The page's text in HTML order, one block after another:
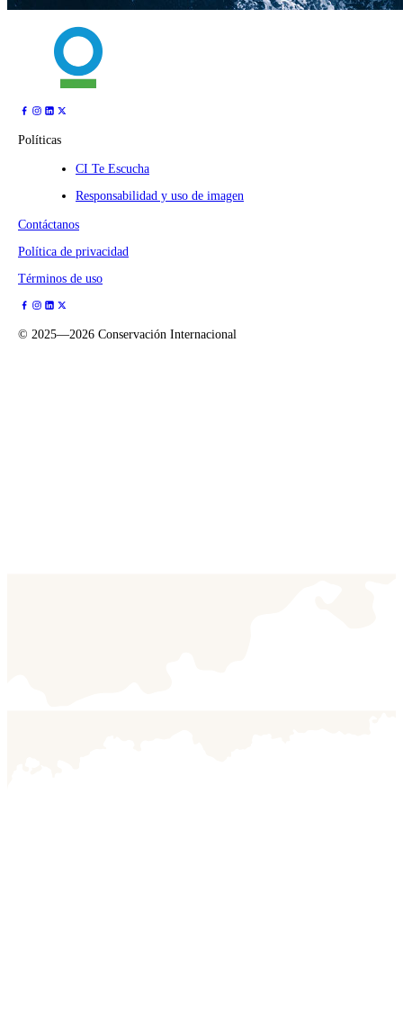
Políticas
CI Te Escucha
Responsabilidad y uso de imagen
Contáctanos
Política de privacidad
Términos de uso
© 2025—2026 Conservación Internacional